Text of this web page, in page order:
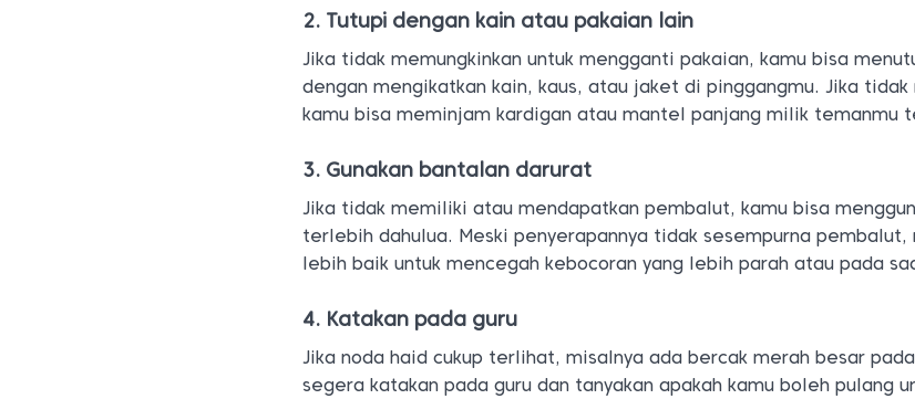
2. Tutupi dengan kain atau pakaian lain
Jika tidak memungkinkan untuk mengganti pakaian, kamu bisa
dengan mengikatkan kain, kaus, atau jaket di pinggangmu. Jika tidak
kamu bisa meminjam kardigan atau mantel panjang milik temanmu
3. Gunakan bantalan darurat
Jika tidak memiliki atau mendapatkan pembalut, kamu bisa
terlebih dahulua. Meski penyerapannya tidak sesempurna pembalut,
lebih baik untuk mencegah kebocoran yang lebih parah atau pada
4. Katakan pada guru
Jika noda haid cukup terlihat, misalnya ada bercak merah besar
segera katakan pada guru dan tanyakan apakah kamu boleh pulang